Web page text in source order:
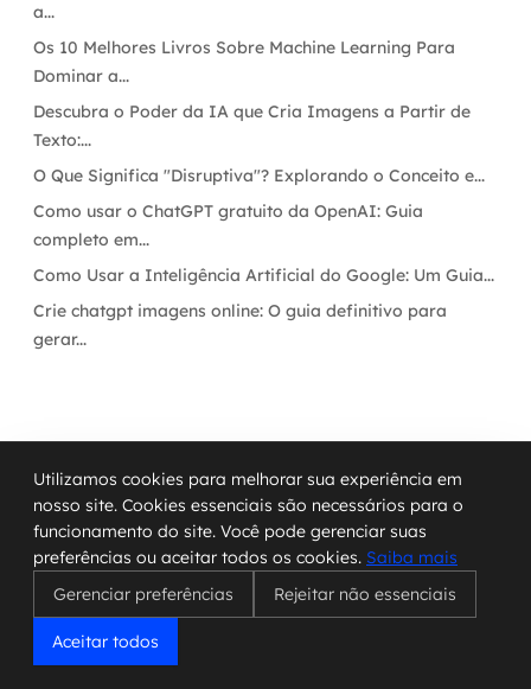
a...
Os 10 Melhores Livros Sobre Machine Learning Para
Dominar a...
Descubra o Poder da IA que Cria Imagens a Partir de
Texto:...
O Que Significa "Disruptiva"? Explorando o Conceito e...
Como usar o ChatGPT gratuito da OpenAI: Guia
completo em...
Como Usar a Inteligência Artificial do Google: Um Guia...
Crie chatgpt imagens online: O guia definitivo para
gerar...
Posts relacionados
Continue lendo sobre temas similares
Utilizamos cookies para melhorar sua experiência em
nosso site. Cookies essenciais são necessários para o
funcionamento do site. Você pode gerenciar suas
preferências ou aceitar todos os cookies. Saiba mais
Gerenciar preferências
Rejeitar não essenciais
Aceitar todos